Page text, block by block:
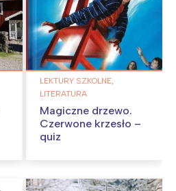
LEKTURY SZKOLNE,
LITERATURA
Magiczne drzewo.
Czerwone krzesło –
quiz